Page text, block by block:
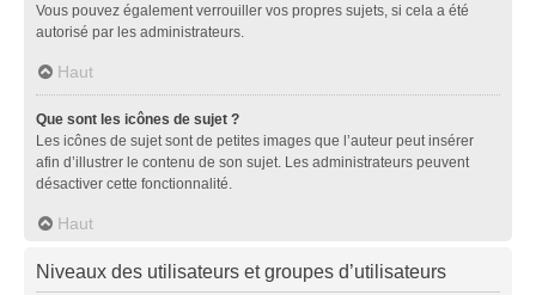
Vous pouvez également verrouiller vos propres sujets, si cela a été
autorisé par les administrateurs.
Haut
Que sont les icônes de sujet ?
Les icônes de sujet sont de petites images que l’auteur peut insérer
afin d’illustrer le contenu de son sujet. Les administrateurs peuvent
désactiver cette fonctionnalité.
Haut
Niveaux des utilisateurs et groupes d’utilisateurs